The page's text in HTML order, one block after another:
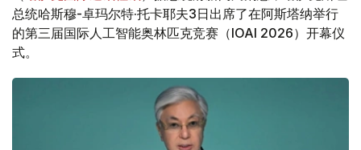
总统哈斯穆-卓玛尔特·托卡耶夫3日出席了在阿斯塔纳举行
的第三届国际人工智能奥林匹克竞赛（IOAI 2026）开幕仪
式。